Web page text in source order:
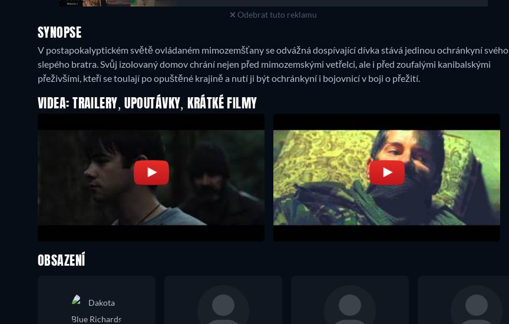
Odebrat tuto reklamu
SYNOPSE
V postapokalyptickém světě ovládaném mimozemšťany se odvážná dospívající dívka stává jedinou ochránkyní svého
slepého bratra. Svůj izolovaný domov chrání nejen před mimozemskými vetřelci, ale i před zoufalými kanibalskými
přeživšími, kteří se toulají po opuštěné krajině a nutí ji být ochránkyní i bojovnicí v boji o přežití.
VIDEA: TRAILERY, UPOUTÁVKY, KRÁTKÉ FILMY
OBSAZENÍ